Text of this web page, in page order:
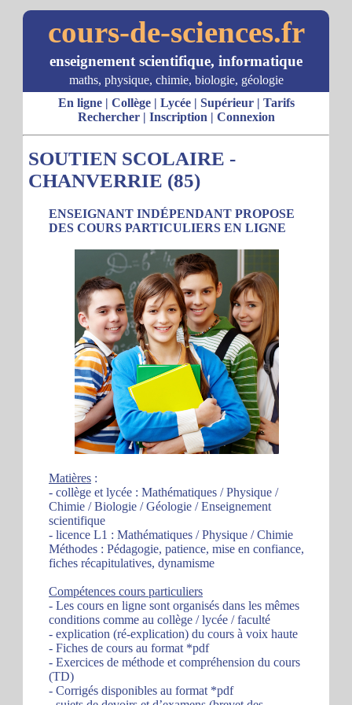
cours-de-sciences.fr
enseignement scientifique, informatique
maths, physique, chimie, biologie, géologie
En ligne| Collège| Lycée| Supérieur| Tarifs
Rechercher| Inscription | Connexion
SOUTIEN SCOLAIRE -
CHANVERRIE (85)
ENSEIGNANT INDÉPENDANT PROPOSE
DES COURS PARTICULIERS EN LIGNE
Matières :
- collège et lycée : Mathématiques / Physique /
Chimie / Biologie / Géologie / Enseignement
scientifique
- licence L1 : Mathématiques / Physique / Chimie
Méthodes : Pédagogie, patience, mise en confiance,
fiches récapitulatives, dynamisme
Compétences cours particuliers
- Les cours en ligne sont organisés dans les mêmes
conditions comme au collège / lycée / faculté
- explication (ré-explication) du cours à voix haute
- Fiches de cours au format *pdf
- Exercices de méthode et compréhension du cours
(TD)
- Corrigés disponibles au format *pdf